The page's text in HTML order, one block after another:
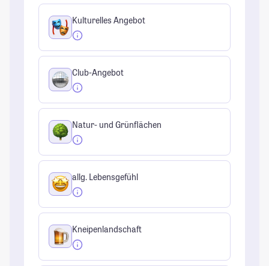
Kulturelles Angebot
Club-Angebot
Natur- und Grünflächen
allg. Lebensgefühl
Kneipenlandschaft